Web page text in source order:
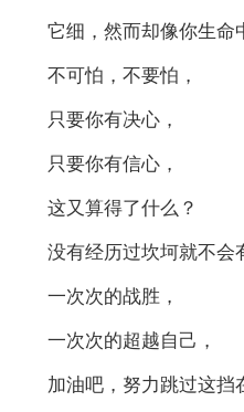
它细，然而却像你生命
不可怕，不要怕，
只要你有决心，
只要你有信心，
这又算得了什么？
没有经历过坎坷就不会
一次次的战胜，
一次次的超越自己，
加油吧，努力跳过这挡